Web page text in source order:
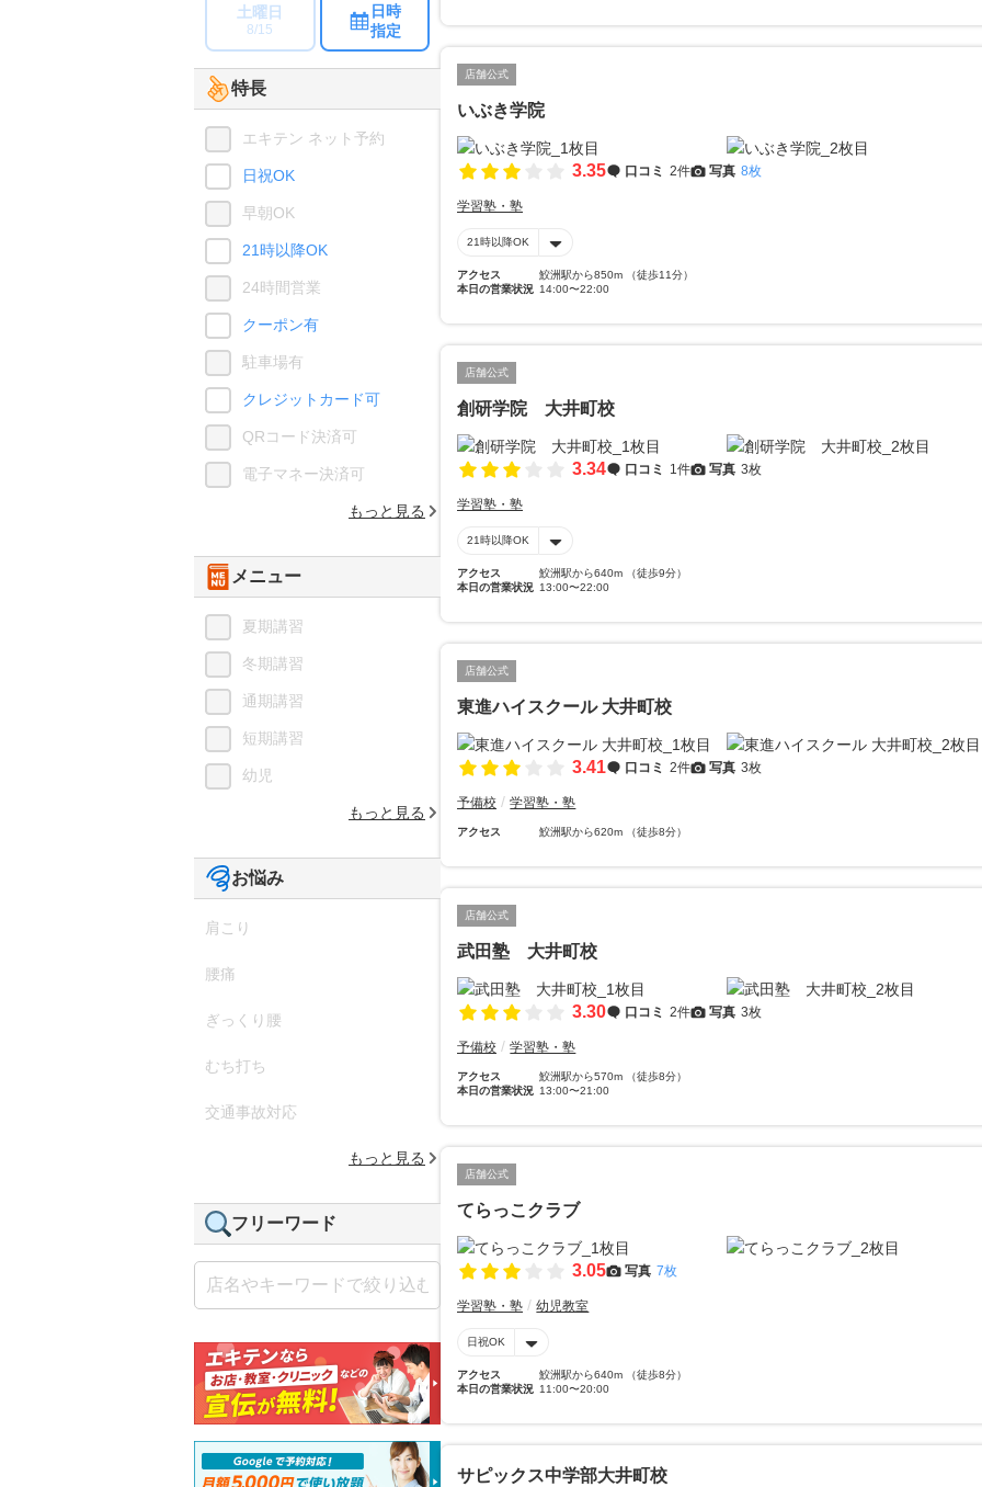
店舗公式
いぶき学院
3.35 口コミ 2件 写真 8枚
学習塾・塾
21時以降OK
アクセス
鮫洲駅から850m （徒歩11分）
本日の営業状況 14:00〜22:00
店舗公式
創研学院 大井町校
3.34 口コミ 1件 写真 3枚
学習塾・塾
21時以降OK
アクセス
鮫洲駅から640m （徒歩9分）
本日の営業状況 13:00〜22:00
店舗公式
東進ハイスクール 大井町校
3.41 口コミ 2件 写真 3枚
予備校 学習塾・塾
アクセス 鮫洲駅から620m （徒歩8分）
店舗公式
武田塾 大井町校
3.30 口コミ 2件 写真 3枚
予備校 学習塾・塾
アクセス
鮫洲駅から570m （徒歩8分）
本日の営業状況 13:00〜21:00
店舗公式
てらっこクラブ
3.05 写真 7枚
学習塾・塾 幼児教室
日祝OK
アクセス
鮫洲駅から640m （徒歩8分）
本日の営業状況 11:00〜20:00
サピックス中学部大井町校
土曜日
8/15
日時
指定
特長
エキテン ネット予約
日祝OK
早朝OK
21時以降OK
24時間営業
クーポン有
駐車場有
クレジットカード可
QRコード決済可
電子マネー決済可
もっと見る
メニュー
夏期講習
冬期講習
通期講習
短期講習
幼児
もっと見る
お悩み
肩こり
腰痛
ぎっくり腰
むち打ち
交通事故対応
もっと見る
フリーワード